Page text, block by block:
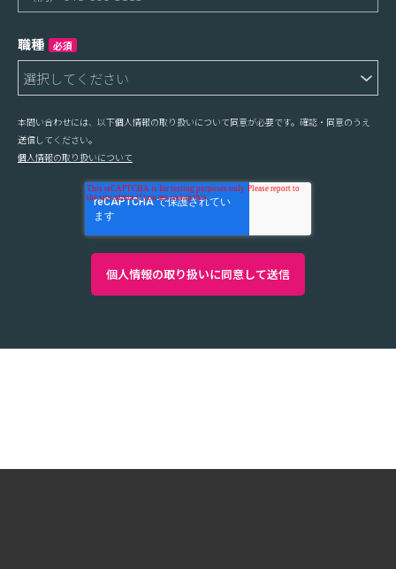
職種 必須
本問い合わせには、以下個人情報の取り扱いについて同意が必要です。確認・同意のうえ
送信してください。
個人情報の取り扱いについて